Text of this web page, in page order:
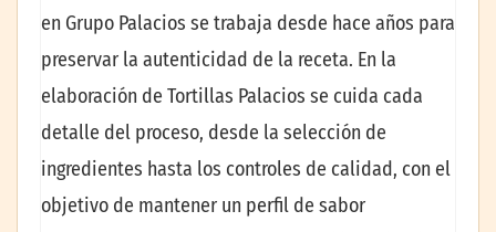
en Grupo Palacios se trabaja desde hace años para
preservar la autenticidad de la receta. En la
elaboración de Tortillas Palacios se cuida cada
detalle del proceso, desde la selección de
ingredientes hasta los controles de calidad, con el
objetivo de mantener un perfil de sabor